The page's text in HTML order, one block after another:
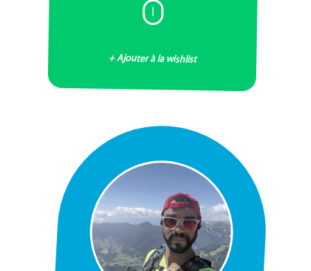
I
+ Ajouter à la wishlist